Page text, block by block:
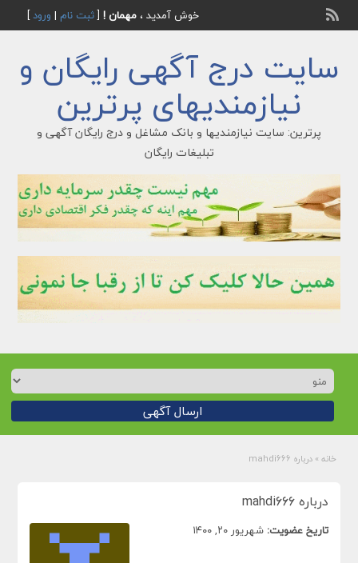
خوش آمدید ، مهمان ![ثبت نام | ورود]
سایت درج آگهی رایگان و
نیازمندیهای پرترین
پرترین: سایت نیازمندیها و بانک مشاغل و درج رایگان آگهی و
تبلیغات رایگان
ارسال آگهی
خانه » درباره mahdi666
درباره mahdi666
تاریخ عضویت: شهریور ۲۰, ۱۴۰۰